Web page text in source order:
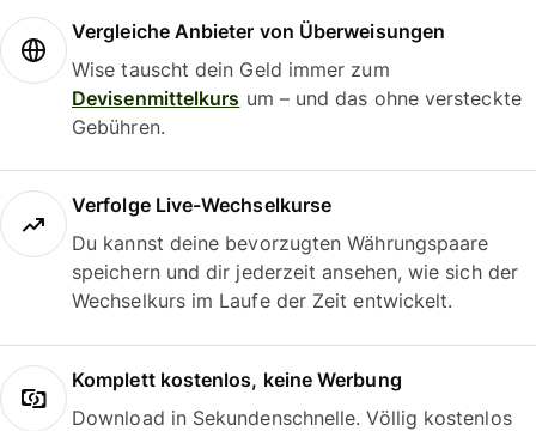
Vergleiche Anbieter von Überweisungen
Wise tauscht dein Geld immer zum
Devisenmittelkurs um – und das ohne versteckte
Gebühren.
Verfolge Live-Wechselkurse
Du kannst deine bevorzugten Währungspaare
speichern und dir jederzeit ansehen, wie sich der
Wechselkurs im Laufe der Zeit entwickelt.
Komplett kostenlos, keine Werbung
Download in Sekundenschnelle. Völlig kostenlos